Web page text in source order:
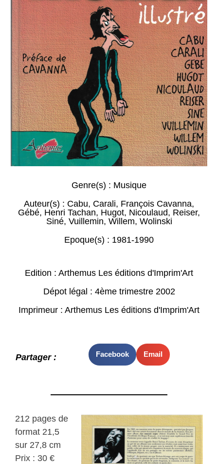
Genre(s) : Musique
Auteur(s) : Cabu, Carali, François Cavanna,
Gébé, Henri Tachan, Hugot, Nicoulaud, Reiser,
Siné, Vuillemin, Willem, Wolinski
Epoque(s) : 1981-1990
Edition : Arthemus Les éditions d'Imprim'Art
Dépot légal : 4ème trimestre 2002
Imprimeur : Arthemus Les éditions d'Imprim'Art
Partager : Facebook Email
212 pages de
format 21,5
sur 27,8 cm
Prix : 30 €